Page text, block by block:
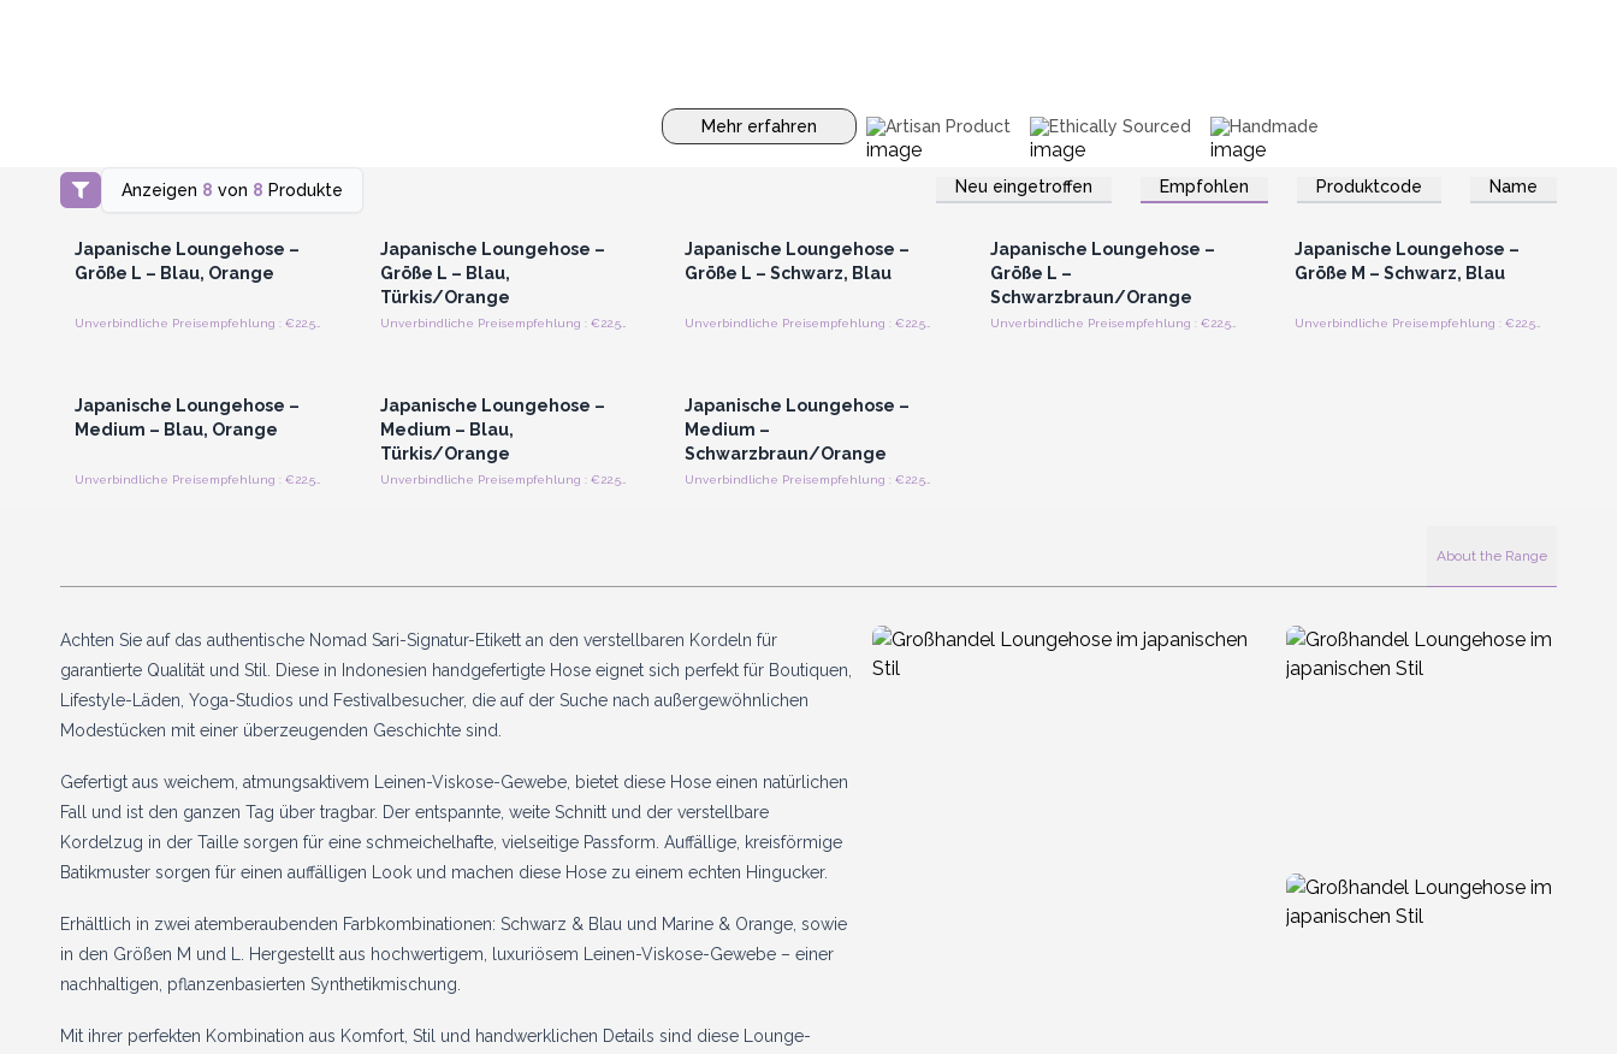
Mehr erfahren Artisan Product Ethically Sourced Handmade
Anzeigen 8 von 8 Produkte Neu eingetroffen Empfohlen Produktcode Name
Anmelden oder Registrieren
für Großhandelspreise
Japanische Loungehose –
Größe L – Blau, Orange
Japanische Loungehose –
Größe L – Blau,
Türkis/Orange
Unverbindliche Preisempfehlung : €22.50/Stück
Japanische Loungehose –
Größe L – Schwarz, Blau
Anmelden oder Registrieren
für Großhandelspreise
Japanische Loungehose –
Größe L –
Schwarzbraun/Orange
Unverbindliche Preisempfehlung : €22.50/Stück
Anmelden oder Registrieren
für Großhandelspreise
Japanische Loungehose –
Größe M – Schwarz, Blau
Japanische Loungehose –
Medium – Blau, Orange
Japanische Loungehose –
Medium – Blau,
Türkis/Orange
Unverbindliche Preisempfehlung : €22.50/Stück
Japanische Loungehose –
Medium –
Schwarzbraun/Orange
About the Range
Achten Sie auf das authentische Nomad Sari-Signatur-Etikett an den verstellbaren Kordeln für
garantierte Qualität und Stil. Diese in Indonesien handgefertigte Hose eignet sich perfekt für Boutiquen,
Lifestyle-Läden, Yoga-Studios und Festivalbesucher, die auf der Suche nach außergewöhnlichen
Modestücken mit einer überzeugenden Geschichte sind.
Gefertigt aus weichem, atmungsaktivem Leinen-Viskose-Gewebe, bietet diese Hose einen natürlichen
Fall und ist den ganzen Tag über tragbar. Der entspannte, weite Schnitt und der verstellbare
Kordelzug in der Taille sorgen für eine schmeichelhafte, vielseitige Passform. Auffällige, kreisförmige
Batikmuster sorgen für einen auffälligen Look und machen diese Hose zu einem echten Hingucker.
Erhältlich in zwei atemberaubenden Farbkombinationen: Schwarz & Blau und Marine & Orange, sowie
in den Größen M und L. Hergestellt aus hochwertigem, luxuriösem Leinen-Viskose-Gewebe – einer
nachhaltigen, pflanzenbasierten Synthetikmischung.
Mit ihrer perfekten Kombination aus Komfort, Stil und handwerklichen Details sind diese Lounge-